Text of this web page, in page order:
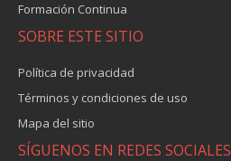
Formación Continua
SOBRE ESTE SITIO
Política de privacidad
Términos y condiciones de uso
Mapa del sitio
SÍGUENOS EN REDES SOCIALES